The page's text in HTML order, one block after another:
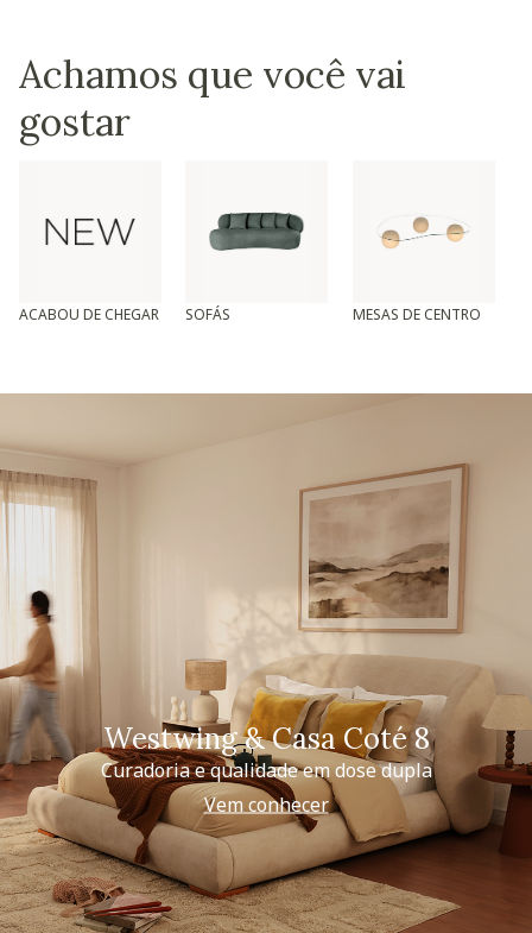
Achamos que você vai
gostar
ACABOU DE CHEGAR SOFÁS MESAS DE CENTRO
Westwing & Casa Coté 8
Curadoria e qualidade em dose dupla
Vem conhecer